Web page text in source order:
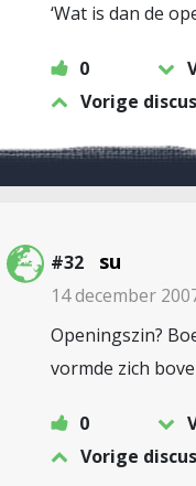
‘Wat is dan de
0
Vorige
#32 su
14 december
Openingszin?
vormde zich
0
Vorige